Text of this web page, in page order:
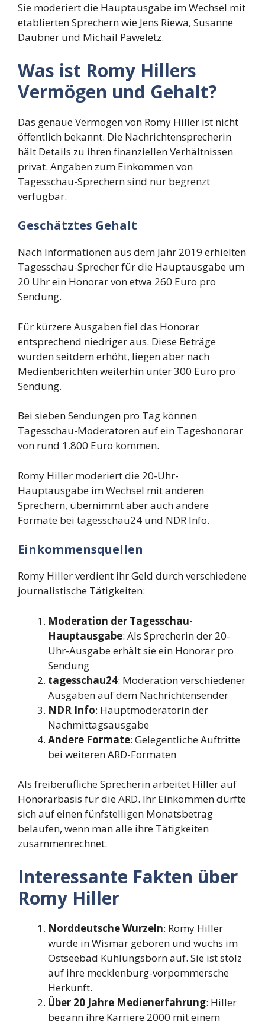
Sie moderiert die Hauptausgabe im Wechsel mit
etablierten Sprechern wie Jens Riewa, Susanne
Daubner und Michail Paweletz.
Was ist Romy Hillers
Vermögen und Gehalt?
Das genaue Vermögen von Romy Hiller ist nicht
öffentlich bekannt. Die Nachrichtensprecherin
hält Details zu ihren finanziellen Verhältnissen
privat. Angaben zum Einkommen von
Tagesschau-Sprechern sind nur begrenzt
verfügbar.
Geschätztes Gehalt
Nach Informationen aus dem Jahr 2019 erhielten
Tagesschau-Sprecher für die Hauptausgabe um
20 Uhr ein Honorar von etwa 260 Euro pro
Sendung.
Für kürzere Ausgaben fiel das Honorar
entsprechend niedriger aus. Diese Beträge
wurden seitdem erhöht, liegen aber nach
Medienberichten weiterhin unter 300 Euro pro
Sendung.
Bei sieben Sendungen pro Tag können
Tagesschau-Moderatoren auf ein Tageshonorar
von rund 1.800 Euro kommen.
Romy Hiller moderiert die 20-Uhr-
Hauptausgabe im Wechsel mit anderen
Sprechern, übernimmt aber auch andere
Formate bei tagesschau24 und NDR Info.
Einkommensquellen
Romy Hiller verdient ihr Geld durch verschiedene
journalistische Tätigkeiten:
Moderation der Tagesschau-
Hauptausgabe: Als Sprecherin der 20-
Uhr-Ausgabe erhält sie ein Honorar pro
Sendung
tagesschau24: Moderation verschiedener
Ausgaben auf dem Nachrichtensender
NDR Info: Hauptmoderatorin der
Nachmittagsausgabe
Andere Formate: Gelegentliche Auftritte
bei weiteren ARD-Formaten
Als freiberufliche Sprecherin arbeitet Hiller auf
Honorarbasis für die ARD. Ihr Einkommen dürfte
sich auf einen fünfstelligen Monatsbetrag
belaufen, wenn man alle ihre Tätigkeiten
zusammenrechnet.
Interessante Fakten über
Romy Hiller
Norddeutsche Wurzeln: Romy Hiller
wurde in Wismar geboren und wuchs im
Ostseebad Kühlungsborn auf. Sie ist stolz
auf ihre mecklenburg-vorpommersche
Herkunft.
Über 20 Jahre Medienerfahrung: Hiller
begann ihre Karriere 2000 mit einem